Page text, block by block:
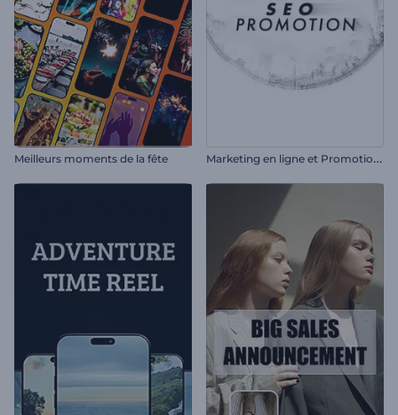
Meilleurs moments de la fête M
arketing en ligne et Promotion SEO